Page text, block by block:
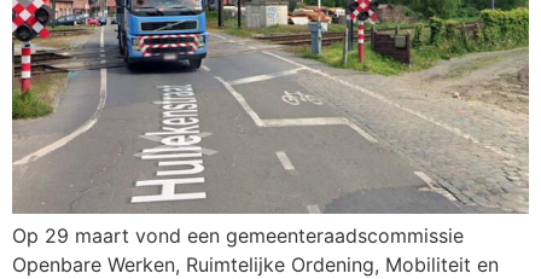
Op 29 maart vond een gemeenteraadscommissie
Openbare Werken, Ruimtelijke Ordening, Mobiliteit en